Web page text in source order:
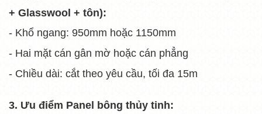
+ Glasswool + tôn):
- Khổ ngang: 950mm hoặc 1150mm
- Hai mặt cán gân mờ hoặc cán phẳng
- Chiều dài: cắt theo yêu cầu, tối đa 15m
3. Ưu điểm Panel bông thủy tinh: